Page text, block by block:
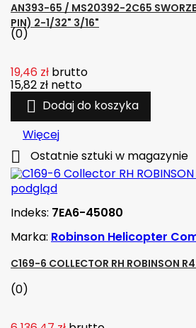
AN393-65 / MS20392-2C65
PIN) 2-1/32" 3/16"
(0)
19,46 zł brutto
15,82 zł netto
 Dodaj do koszyka
Więcej
 Ostatnie sztuki w magazynie
podgląd
Indeks: 7EA6-45080
Marka: Robinson Helicopter
C169-6 COLLECTOR RH ROBINSON
(0)